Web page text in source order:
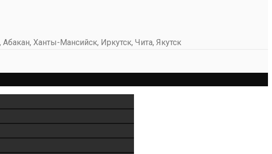
Ханты-Мансийск, Иркутск, Чита, Якутск